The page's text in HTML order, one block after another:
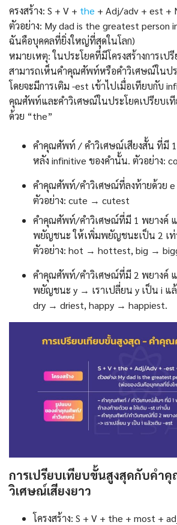
ครงสร้าง: S + V + the + Adj/adv + est +
ตัวอย่าง: My dad is the greatest person
ฉันคือบุคคลที่ยิ่งใหญ่ที่สุดในโลก)
หมายเหตุ: ในประโยคที่มีโครงสร้างการเป
สามารถเห็นคำคุณศัพท์หรือคำวิเศษณ์ในป
โดยจะมีการเติม -est เข้าไปเมื่อเทียบกับ
คุณศัพท์และคำวิเศษณ์ในประโยคเปรียบเ
ด้วย “the”
คำคุณศัพท์ / คำวิเศษณ์เสียงสั้น ที่มี 1
หลัง infinitive ของคำนั้น. ตัวอย่าง:
คำคุณศัพท์/คำวิเศษณ์ที่ลงท้ายด้วย e
ตัวอย่าง: cute → cutest
คำคุณศัพท์/คำวิเศษณ์ที่มี 1 พยางค์ แ
พยัญชนะ ให้เพิ่มพยัญชนะเป็น 2 เท่
ตัวอย่าง: hot → hottest, big →
คำคุณศัพท์/คำวิเศษณ์ที่มี 2 พยางค์ แ
พยัญชนะ y → เราเปลี่ยน y เป็น i แล้
dry → driest, happy → happiest.
การเปรียบเทียบขั้นสูงสุดกับคำ
วิเศษณ์เสียงยาว
โครงสร้าง: S + V + the + most +